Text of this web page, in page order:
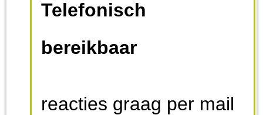
Telefonisch
bereikbaar
reacties graag per mail